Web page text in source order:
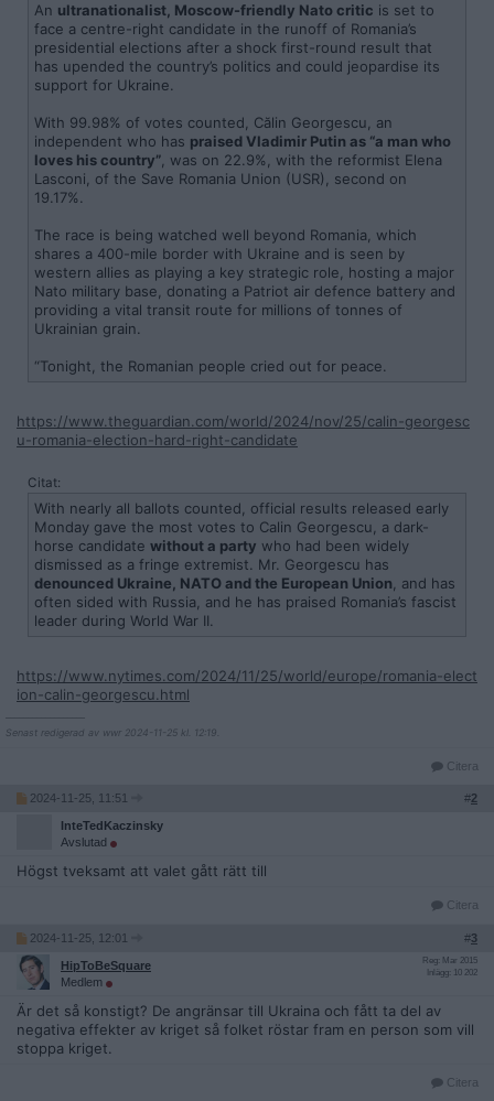
An ultranationalist, Moscow-friendly Nato critic is set to
face a centre-right candidate in the runoff of Romania’s
presidential elections after a shock first-round result that
has upended the country’s politics and could jeopardise its
support for Ukraine.
With 99.98% of votes counted, Călin Georgescu, an
independent who has praised Vladimir Putin as “a man who
loves his country” , was on 22.9%, with the reformist Elena
Lasconi, of the Save Romania Union (USR), second on
19.17%.
The race is being watched well beyond Romania, which
shares a 400-mile border with Ukraine and is seen by
western allies as playing a key strategic role, hosting a major
Nato military base, donating a Patriot air defence battery and
providing a vital transit route for millions of tonnes of
Ukrainian grain.
“Tonight, the Romanian people cried out for peace.
https://www.theguardian.com/world/2024/nov/25/calin-georgesc
u-romania-election-hard-right-candidate
Citat:
With nearly all ballots counted, official results released early
Monday gave the most votes to Calin Georgescu, a dark-
horse candidate without a party who had been widely
dismissed as a fringe extremist. Mr. Georgescu has
denounced Ukraine, NATO and the European Union , and has
often sided with Russia, and he has praised Romania’s fascist
leader during World War II.
https://www.nytimes.com/2024/11/25/world/europe/romania-elect
ion-calin-georgescu.html
Senast redigerad av wwr 2024-11-25 kl. 12:19.
Citera
2024-11-25, 11:51 #2
InteTedKaczinsky
Avslutad
Högst tveksamt att valet gått rätt till
Citera
2024-11-25, 12:01 #3
HipToBeSquare
Medlem
Reg: Mar 2015
Inlägg: 10 202
Är det så konstigt? De angränsar till Ukraina och fått ta del av
negativa effekter av kriget så folket röstar fram en person som vill
stoppa kriget.
Citera